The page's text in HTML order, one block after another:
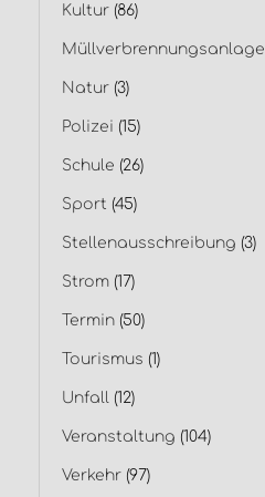
Kultur(86)
Müllverbrennungsanlage
Natur(3)
Polizei (15)
Schule (26)
Sport (45)
Stellenausschreibung (3)
Strom(17)
Termin(50)
Tourismus (1)
Unfall (12)
Veranstaltung (104)
Verkehr(97)